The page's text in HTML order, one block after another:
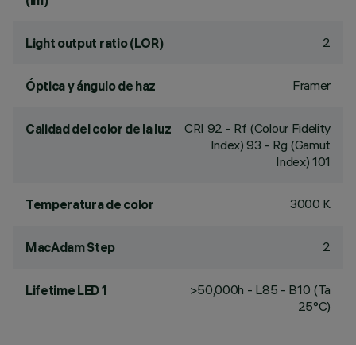
Light output ratio (LOR) 2
Óptica y ángulo de haz Framer
Calidad del color de la luz CRI 92 - Rf (Colour Fidelity
Index) 93 - Rg (Gamut
Index) 101
Temperatura de color 3000 K
MacAdam Step 2
Lifetime LED 1
>50,000h - L85 - B10 (Ta
25°C)